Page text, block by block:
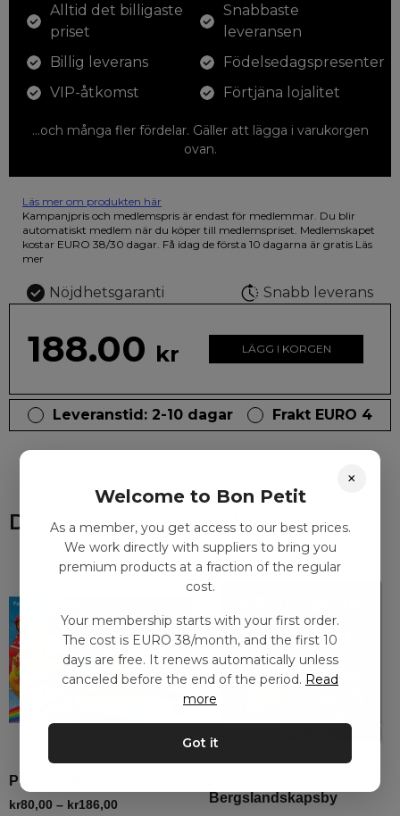
Alltid det billigaste
priset
Billig leverans
VIP-åtkomst
Snabbaste
leveransen
Födelsedagspresenter
Förtjäna lojalitet
...och många fler fördelar. Gäller att lägga i varukorgen
ovan.
Läs mer om produkten här
12 färgpennor som du kan färglägga dina teckningar med. På
illustrationen på den vackra askan finns fjärilar i vilda fluorescerande
färger.
Kampanjpris och medlemspris är endast för medlemmar. Du blir
automatiskt medlem när du köper till medlemspriset. Medlemskapet
kostar EURO 38/30 dagar. Få idag de första 10 dagarna är gratis Läs
mer
Nöjdhetsgaranti Snabb leverans
188.00 kr LÄGG I KORGEN
Leveranstid: 2-10 dagar Frakt EURO 4
Du kanske också gillar
Pussel – Ramasjang
kr80,00 – kr186,00
Bergslandskapsby
×
Welcome to Bon Petit
As a member, you get access to our best prices.
We work directly with suppliers to bring you
premium products at a fraction of the regular
cost.
Your membership starts with your first order.
The cost is EURO 38/month, and the first 10
days are free. It renews automatically unless
canceled before the end of the period. Read
more
Got it